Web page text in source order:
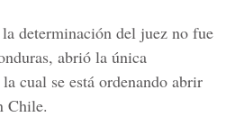
determinación del juez no fue
abrió la única
cual se está ordenando abrir
Chile.